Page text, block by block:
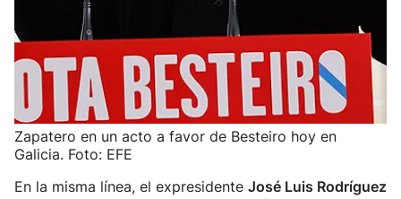
Zapatero en un acto a favor de Besteiro hoy en
Galicia. Foto: EFE
En la misma línea, el expresidente José Luis Rodríguez